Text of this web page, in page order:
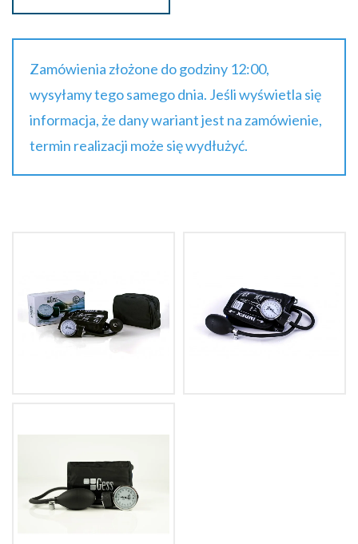
Zamówienia złożone do godziny 12:00,
wysyłamy tego samego dnia. Jeśli wyświetla się
informacja, że dany wariant jest na zamówienie,
termin realizacji może się wydłużyć.